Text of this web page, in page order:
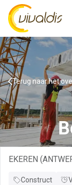
Vivaldis Interim
Terug naar het
EKEREN
Construct